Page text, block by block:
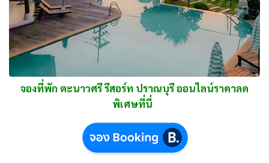
จองที่พัก ตะนาวศรี รีสอร์ท ปราณบุรี ออนไลน์ราคาลด
พิเศษที่นี่